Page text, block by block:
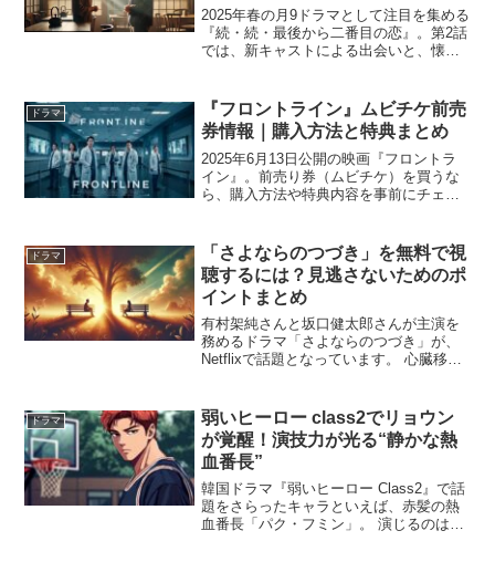
2025年春の月9ドラマとして注目を集める
『続・続・最後から二番目の恋』。第2話
では、新キャストによる出会いと、懐か
かれます。今回は、その第2話のあらすじ
と見どころ...
ドラマ
『フロントライン』ムビチケ前売
券情報｜購入方法と特典まとめ
2025年6月13日公開の映画『フロントラ
イン』。前売り券（ムビチケ）を買うな
ら、購入方法や特典内容を事前にチェッ
ケカードとオンラインムビチケの違いや
手続き、特典の有無を...
ドラマ
「さよならのつづき」を無料で視
聴するには？見逃さないためのポ
イントまとめ
有村架純さんと坂口健太郎さんが主演を
務めるドラマ「さよならのつづき」が、
Netflixで話題となっています。 心臓移植
る方法はあるのでしょうか？ この記事で
は、見逃さ...
ドラマ
弱いヒーロー class2でリョウン
が覚醒！演技力が光る“静かな熱
血番長”
韓国ドラマ『弱いヒーロー Class2』で話
題をさらったキャラといえば、赤髪の熱
血番長「パク・フミン」。 演じるのは若